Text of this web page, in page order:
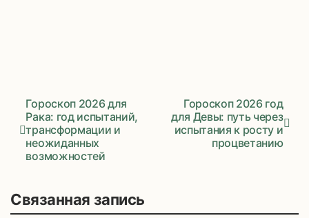
Навигация
по
Гороскоп 2026 для
Рака: год испытаний,
трансформации и
неожиданных
возможностей
Гороскоп 2026 год
для Девы: путь через
испытания к росту и
процветанию
Связанная запись